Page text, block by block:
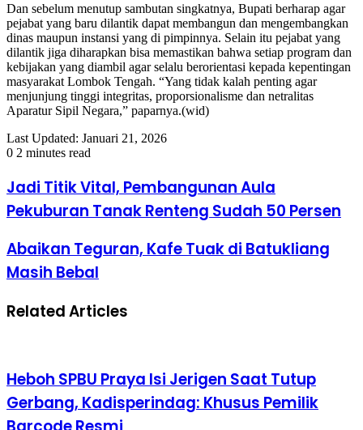
Dan sebelum menutup sambutan singkatnya, Bupati berharap agar
pejabat yang baru dilantik dapat membangun dan mengembangkan
dinas maupun instansi yang di pimpinnya. Selain itu pejabat yang
dilantik jiga diharapkan bisa memastikan bahwa setiap program dan
kebijakan yang diambil agar selalu berorientasi kepada kepentingan
masyarakat Lombok Tengah. “Yang tidak kalah penting agar
menjunjung tinggi integritas, proporsionalisme dan netralitas
Aparatur Sipil Negara,” paparnya.(wid)
Last Updated: Januari 21, 2026
0 2 minutes read
Jadi Titik Vital, Pembangunan Aula
Pekuburan Tanak Renteng Sudah 50 Persen
Abaikan Teguran, Kafe Tuak di Batukliang
Masih Bebal
Related Articles
Heboh SPBU Praya Isi Jerigen Saat Tutup
Gerbang, Kadisperindag: Khusus Pemilik